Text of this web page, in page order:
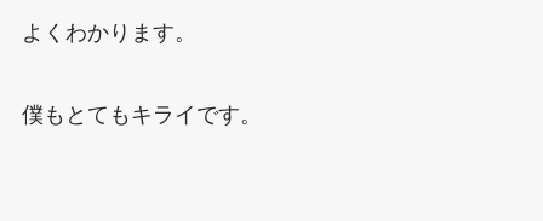
よくわかります。
僕もとてもキライです。